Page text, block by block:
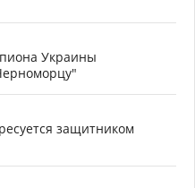
Украины
защитником